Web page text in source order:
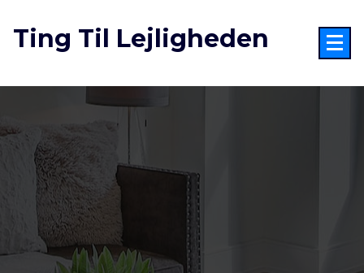
indhold
Ting Til Lejligheden